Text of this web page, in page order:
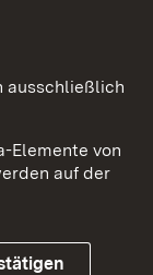
ausschließlich
Elemente von
auf der